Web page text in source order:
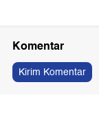
Komentar
Kirim Komentar